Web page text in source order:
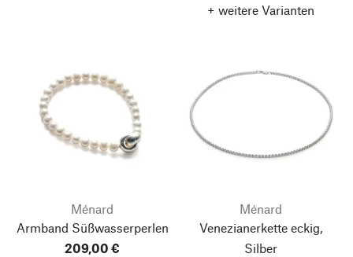
+ weitere Varianten
Ménard
Armband Süßwasserperlen
209,00 €
Ménard
Venezianerkette eckig,
Silber